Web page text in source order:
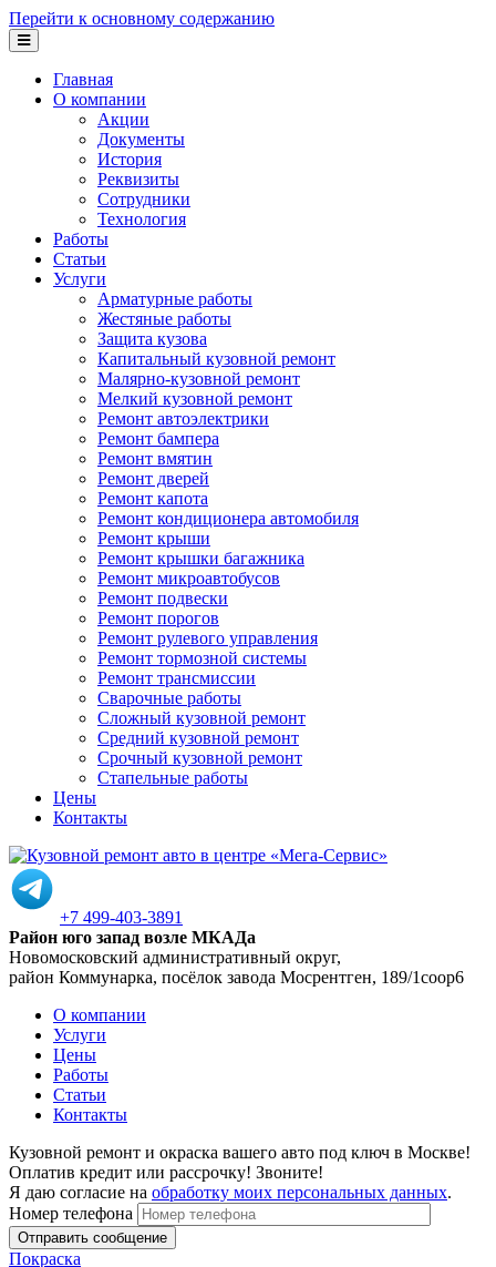
Перейти к основному содержанию
Главная
О компании
Акции
Документы
История
Реквизиты
Сотрудники
Технология
Работы
Статьи
Услуги
Арматурные работы
Жестяные работы
Защита кузова
Капитальный кузовной ремонт
Малярно-кузовной ремонт
Мелкий кузовной ремонт
Ремонт автоэлектрики
Ремонт бампера
Ремонт вмятин
Ремонт дверей
Ремонт капота
Ремонт кондиционера автомобиля
Ремонт крыши
Ремонт крышки багажника
Ремонт микроавтобусов
Ремонт подвески
Ремонт порогов
Ремонт рулевого управления
Ремонт тормозной системы
Ремонт трансмиссии
Сварочные работы
Сложный кузовной ремонт
Средний кузовной ремонт
Срочный кузовной ремонт
Стапельные работы
Цены
Контакты
+7 499-403-3891
Район юго запад возле МКАДа
Новомосковский административный округ,
район Коммунарка, посёлок завода Мосрентген, 189/1соор6
О компании
Услуги
Цены
Работы
Статьи
Контакты
Кузовной ремонт и окраска вашего авто под ключ в Москве!
Оплатив кредит или рассрочку! Звоните!
Я даю согласие на обработку моих персональных данных.
Номер телефона
Покраска